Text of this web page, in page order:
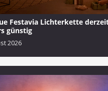
Festavia Lichterkette
günstig
2026